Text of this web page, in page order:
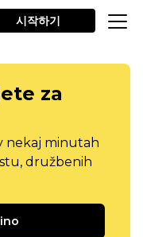
시작하기
za
nekaj minutah
družbenih